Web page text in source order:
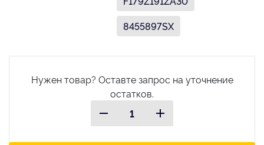
8455897SX
Нужен товар? Оставте запрос на уточнение
остатков.